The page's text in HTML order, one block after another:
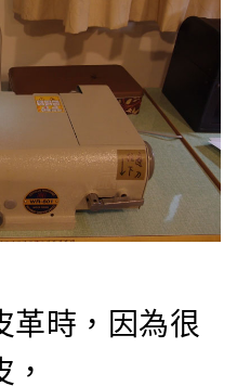
革時，因為很